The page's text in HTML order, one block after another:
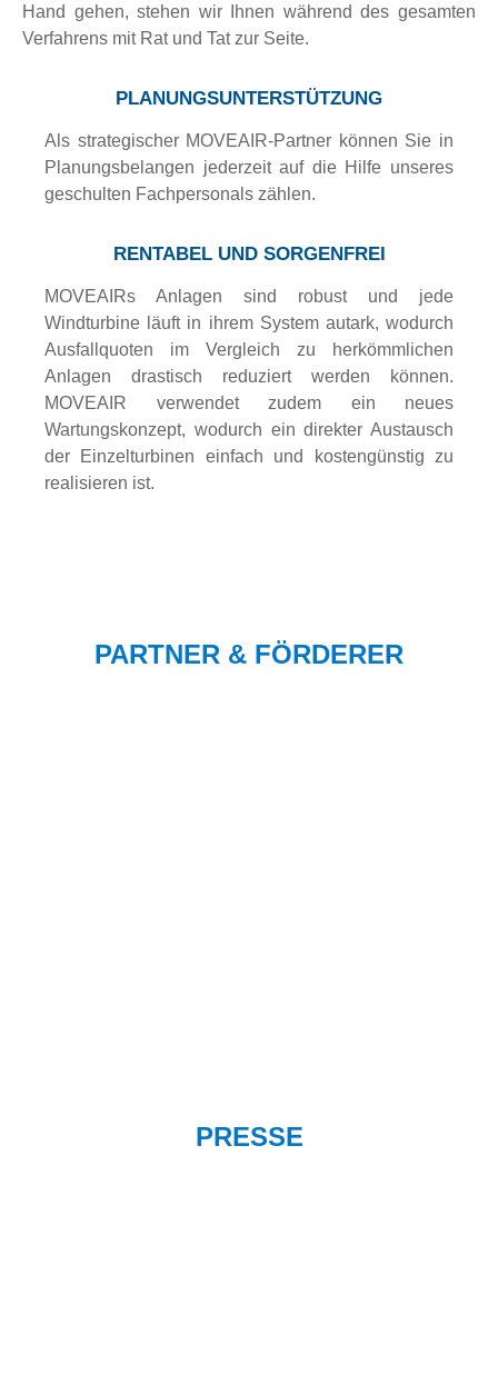
Hand gehen, stehen wir Ihnen während des gesamten
Verfahrens mit Rat und Tat zur Seite.
PLANUNGSUNTERSTÜTZUNG
Als strategischer MOVEAIR-Partner können Sie in
Planungsbelangen jederzeit auf die Hilfe unseres
geschulten Fachpersonals zählen.
RENTABEL UND SORGENFREI
MOVEAIRs Anlagen sind robust und jede
Windturbine läuft in ihrem System autark, wodurch
Ausfallquoten im Vergleich zu herkömmlichen
Anlagen drastisch reduziert werden können.
MOVEAIR verwendet zudem ein neues
Wartungskonzept, wodurch ein direkter Austausch
der Einzelturbinen einfach und kostengünstig zu
realisieren ist.
PARTNER & FÖRDERER
PRESSE